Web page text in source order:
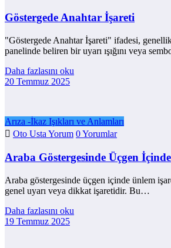
Göstergede Anahtar İşareti
"Göstergede Anahtar İşareti" ifadesi,
panelinde beliren bir uyarı ışığını veya
Daha fazlasını oku
20 Temmuz 2025
Arıza -İkaz Işıkları ve Anlamları
Oto Usta Yorum 0 Yorumlar
Araba Göstergesinde Üçgen
Araba göstergesinde üçgen içinde ünlem
genel uyarı veya dikkat işaretidir. Bu…
Daha fazlasını oku
19 Temmuz 2025